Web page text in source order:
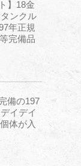
】18金
ンクル
年正規
完備品
備の197
イデイ
体が入